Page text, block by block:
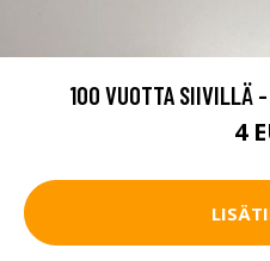
100 VUOTTA SIIVILLÄ
4